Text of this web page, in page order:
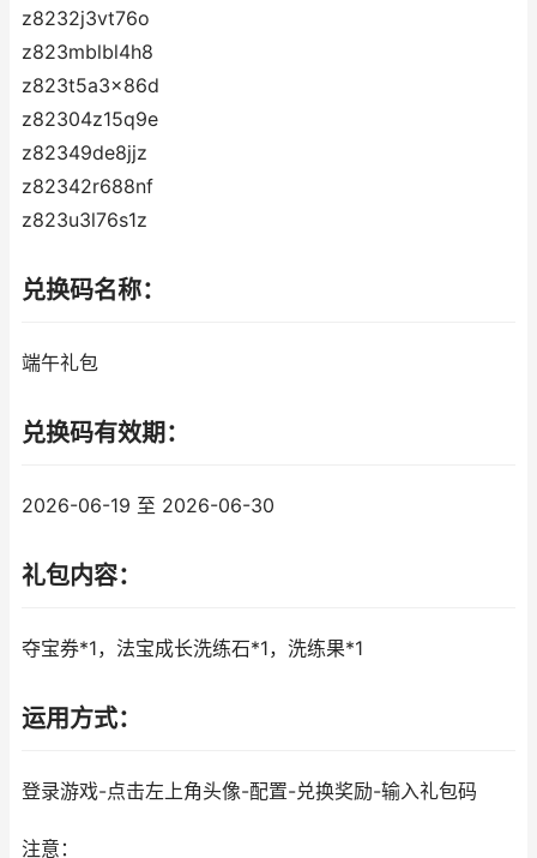
z8232j3vt76o
z823mblbl4h8
z823t5a3x86d
z82304z15q9e
z82349de8jjz
z82342r688nf
z823u3l76s1z
兑换码名称：
端午礼包
兑换码有效期：
2026-06-19 至 2026-06-30
礼包内容：
夺宝券*1，法宝成长洗练石*1，洗练果*1
运用方式：
登录游戏-点击左上角头像-配置-兑换奖励-输入礼包码
注意：